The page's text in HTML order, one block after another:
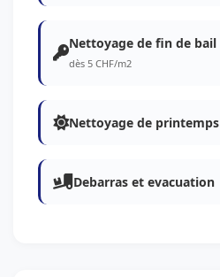
Nettoyage de fin de bail
dès 5 CHF/m2
Nettoyage de printemps
Debarras et evacuation